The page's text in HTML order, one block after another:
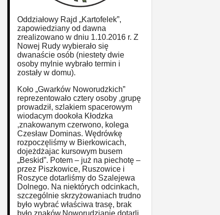
Oddziałowy Rajd „Kartofelek”,
zapowiedziany od dawna
zrealizowano w dniu 1.10.2016 r. Z
Nowej Rudy wybierało się
dwanaście osób (niestety dwie
osoby mylnie wybrało termin i
zostały w domu).
Koło „Gwarków Noworudzkich”
reprezentowało cztery osoby ,grupę
prowadził, szlakiem spacerowym
wiodacym dookoła Kłodzka
,znakowanym czerwono, kolega
Czesław Dominas. Wędrówkę
rozpoczęliśmy w Bierkowicach,
dojeżdżajac kursowym busem
„Beskid”. Potem – już na piechotę –
przez Piszkowice, Ruszowice i
Roszyce dotarliśmy do Szalejewa
Dolnego. Na niektórych odcinkach,
szczególnie skrzyżowaniach trudno
było wybrać właściwa trasę, brak
było znaków.Noworudzianie dotarli